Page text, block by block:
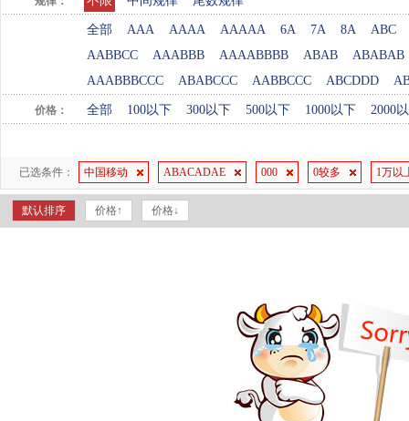
全部 AAA AAAA AAAAA 6A 7A 8A
ABC
AABBCC
AAABBB AAAABBBB ABAB
ABABAB
AAABBBCCC
ABABCCC AABBCCC ABCDDD
价格： 全部 100以下 300以下 500以下 1000以下 2000
已选条件： 中国移动 ABACADAE 000 0较多 1万以
默认排序 价格↑ 价格↓